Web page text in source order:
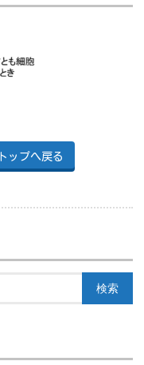
トップへ戻る
検索